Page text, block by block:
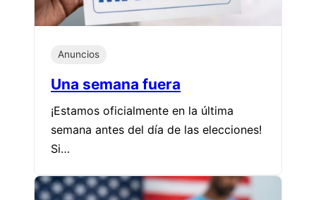
Anuncios
Una semana fuera
¡Estamos oficialmente en la última
semana antes del día de las elecciones!
Si…